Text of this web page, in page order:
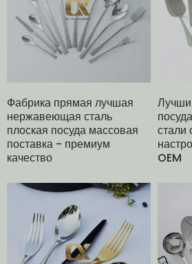
Фабрика прямая лучшая
нержавеющая сталь
плоская посуда массовая
поставка - премиум
качество
стали
OEM